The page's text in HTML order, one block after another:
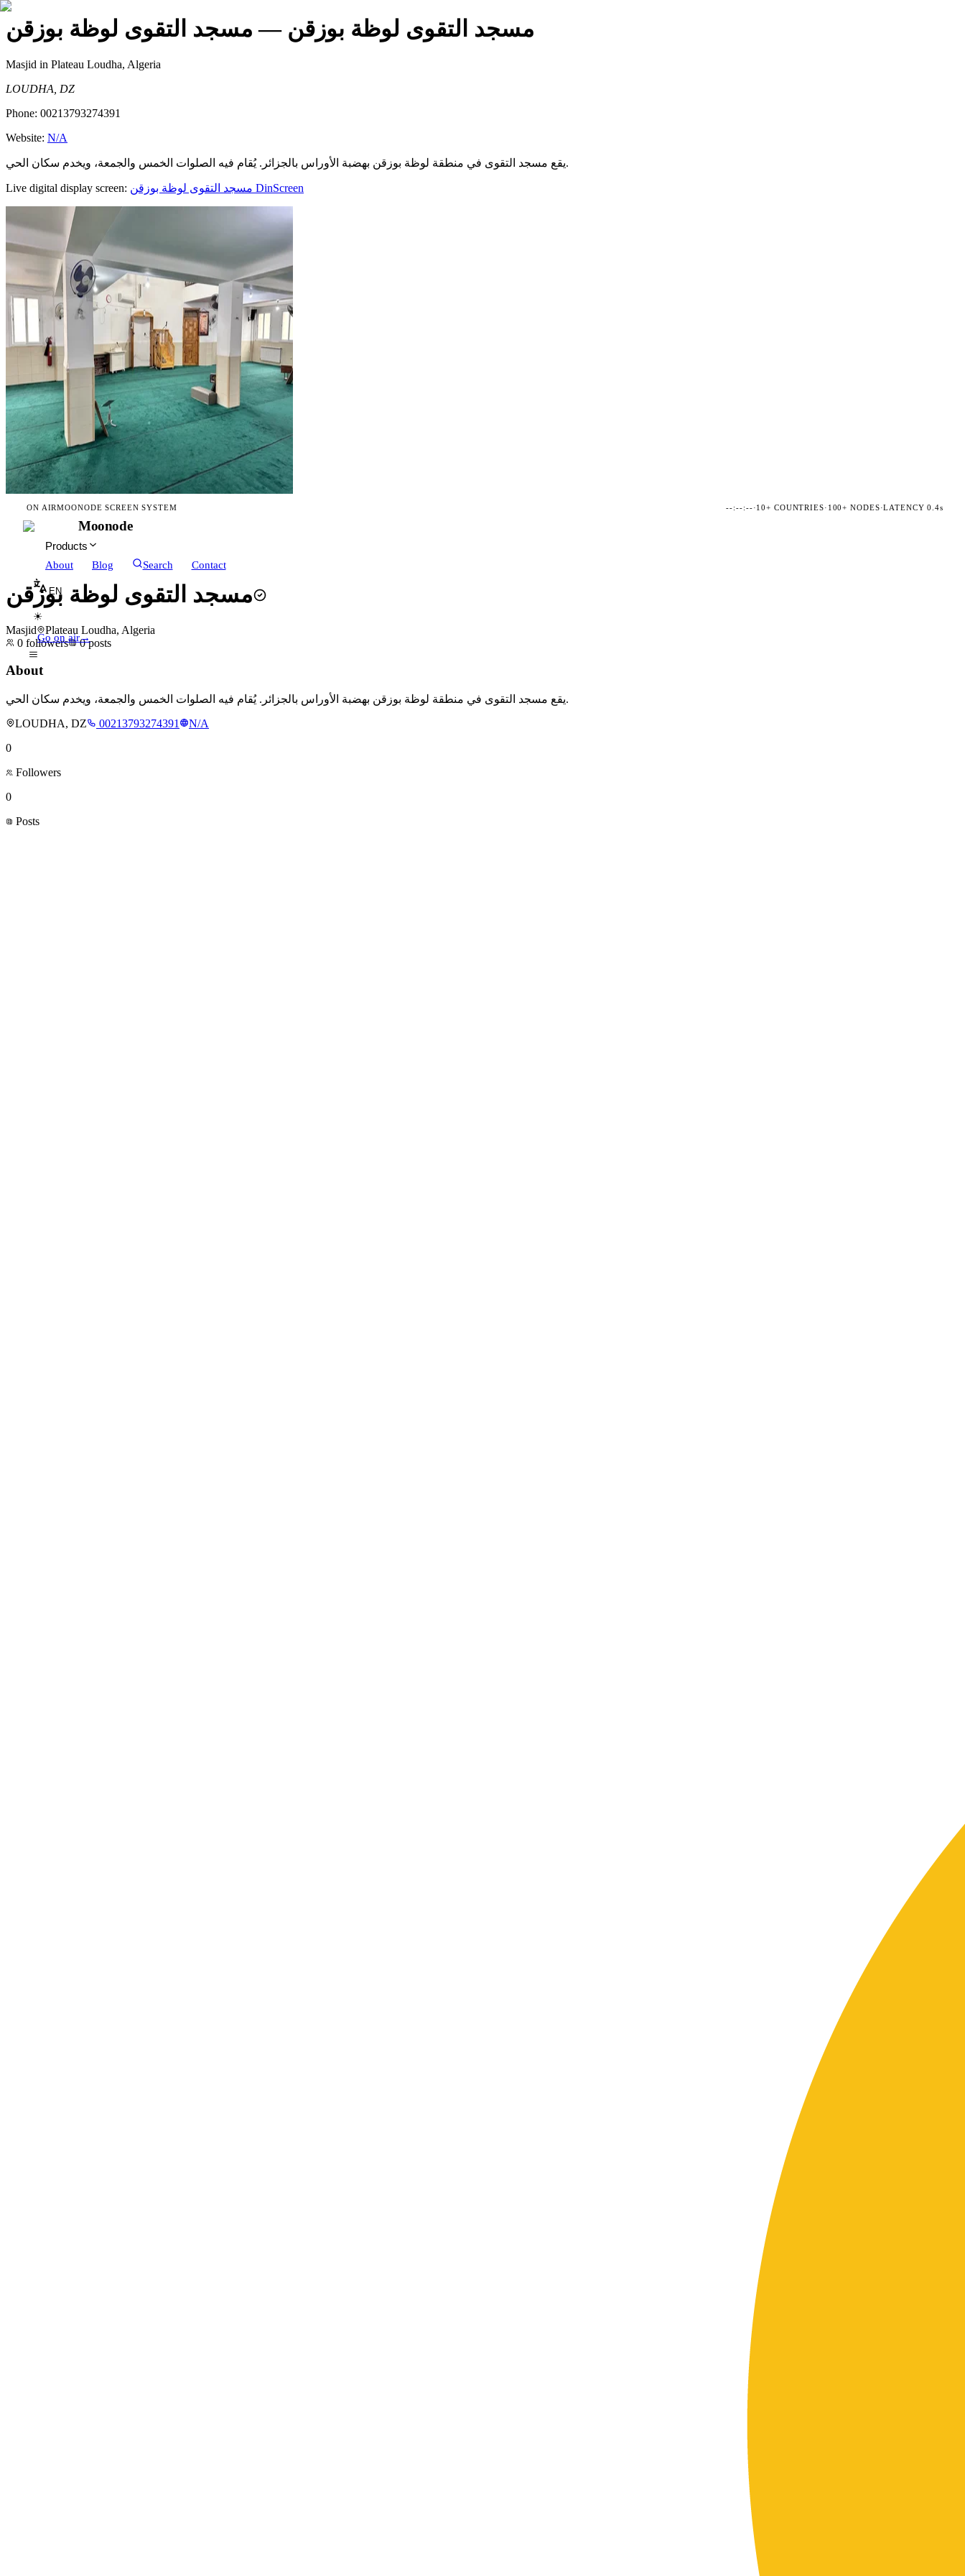
مسجد التقوى لوظة بوزقن — مسجد التقوى لوظة بوزقن
Masjid in Plateau Loudha, Algeria
LOUDHA, DZ
Phone: 00213793274391
Website: N/A
يقع مسجد التقوى في منطقة لوظة بوزقن بهضبة الأوراس بالجزائر. يُقام فيه الصلوات الخمس والجمعة، ويخدم سكان الحي.
Live digital display screen: مسجد التقوى لوظة بوزقن DinScreen
ON AIRMOONODE SCREEN SYSTEM --:--:--·10+ COUNTRIES· 100+ NODES·LATENCY 0.4s
Moonode
Products
About
Blog Search Contact
EN
☀
Go on air→
مسجد التقوى لوظة بوزقن
Masjid
Plateau Loudha, Algeria
0 followers 0 posts
About
يقع مسجد التقوى في منطقة لوظة بوزقن بهضبة الأوراس بالجزائر. يُقام فيه الصلوات الخمس والجمعة، ويخدم سكان الحي.
LOUDHA, DZ
00213793274391
N/A
0
Followers
0
Posts